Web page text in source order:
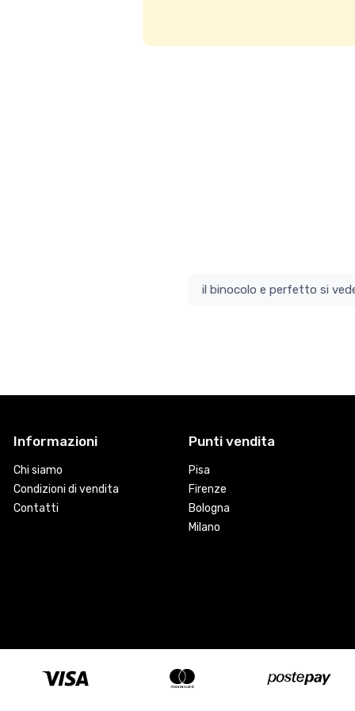
il
Informazioni
Chi siamo
Condizioni di vendita
Contatti
Punti vendita
Pisa
Firenze
Bologna
Milano